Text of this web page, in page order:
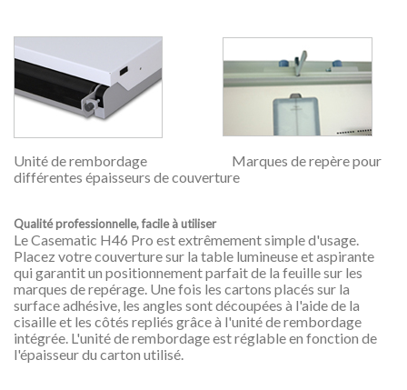
Unité de rembordage Marques de repère pour
différentes épaisseurs de couverture
Qualité professionnelle, facile à utiliser
Le Casematic H46 Pro est extrêmement simple d'usage.
Placez votre couverture sur la table lumineuse et aspirante
qui garantit un positionnement parfait de la feuille sur les
marques de repérage. Une fois les cartons placés sur la
surface adhésive, les angles sont découpées à l'aide de la
cisaille et les côtés repliés grâce à l'unité de rembordage
intégrée. L'unité de rembordage est réglable en fonction de
l'épaisseur du carton utilisé.